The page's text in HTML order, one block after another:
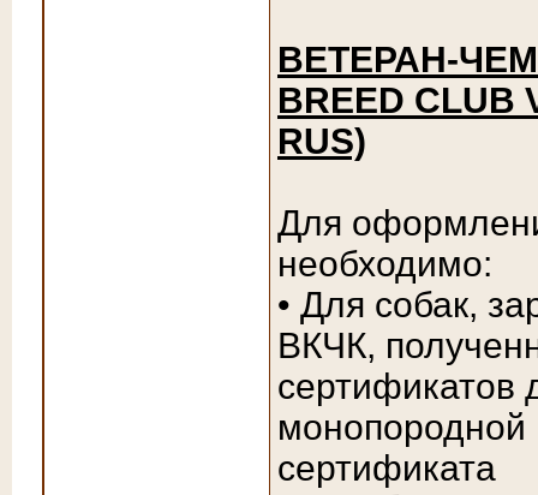
ВЕТЕРАН-
BREED CLUB
RUS)
Для
необходимо:
• Для собак,
ВКЧК,
сертификатов
сертификата